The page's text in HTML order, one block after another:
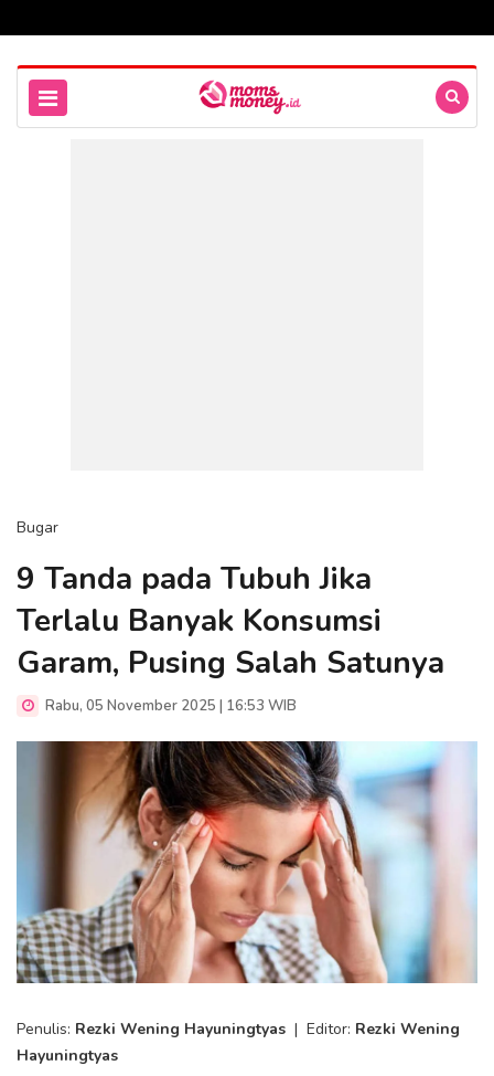
Bugar
9 Tanda pada Tubuh Jika
Terlalu Banyak Konsumsi
Garam, Pusing Salah Satunya
Rabu, 05 November 2025 | 16:53 WIB
Penulis: Rezki Wening Hayuningtyas | Editor: Rezki Wening
Hayuningtyas